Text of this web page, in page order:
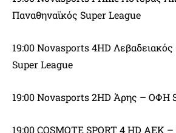
Παναθηναϊκός Super League
19:00 Novasports 4HD
Super League
19:00 Novasports 2HD Άρης – ΟΦΗ
19:00 COSMOTE SPORT 4 HD ΑΕΚ